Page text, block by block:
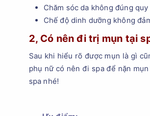
Chăm sóc da không đúng quy
Chế độ dinh dưỡng không
2, Có nên đi trị mụn tại
Sau khi hiểu rõ được mụn là gì
phụ nữ có nên đi spa để nặn
spa nhé!